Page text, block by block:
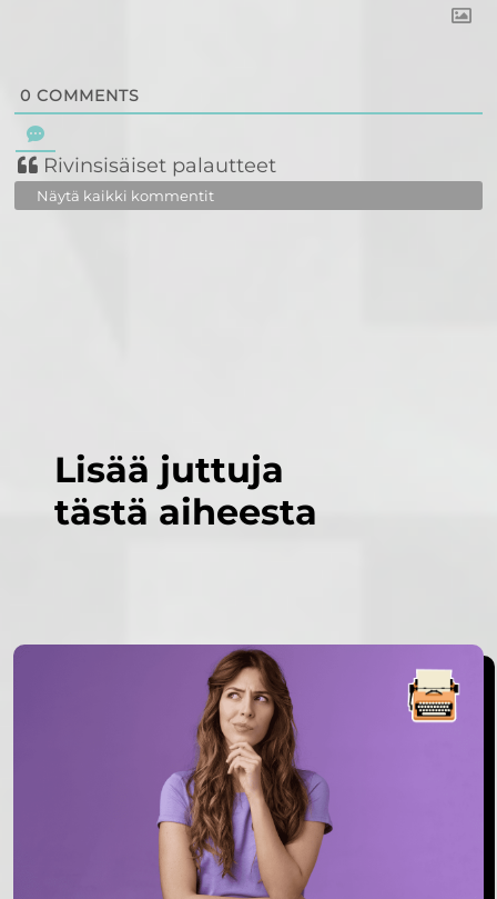
0 COMMENTS
Rivinsisäiset palautteet
Näytä kaikki kommentit
Lisää juttuja
tästä aiheesta